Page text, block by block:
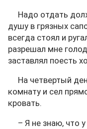
Надо отдать
душу в грязных
всегда стоял и
разрешал мне
заставлял поесть
На четвертый
комнату и сел
кровать.
– Я не знаю, что